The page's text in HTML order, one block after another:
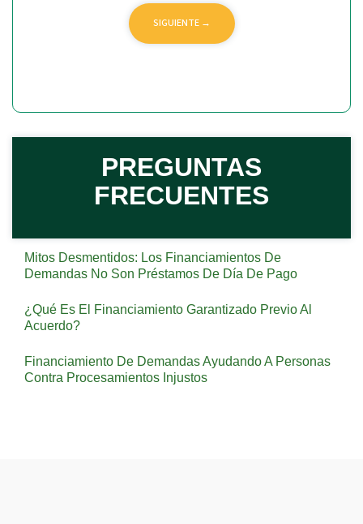
PREGUNTAS
FRECUENTES
Mitos Desmentidos: Los Financiamientos De
Demandas No Son Préstamos De Día De Pago
¿Qué Es El Financiamiento Garantizado Previo Al
Acuerdo?
Financiamiento De Demandas Ayudando A Personas
Contra Procesamientos Injustos